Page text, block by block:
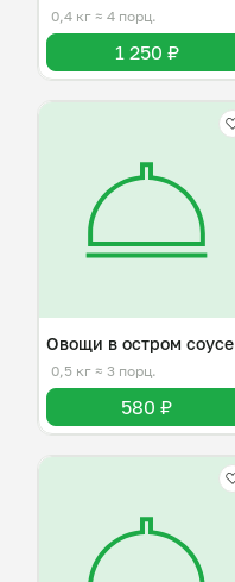
0,4 кг ≈ 4 порц.
1 250 ₽
Овощи в остром соусе
0,5 кг ≈ 3 порц.
580 ₽